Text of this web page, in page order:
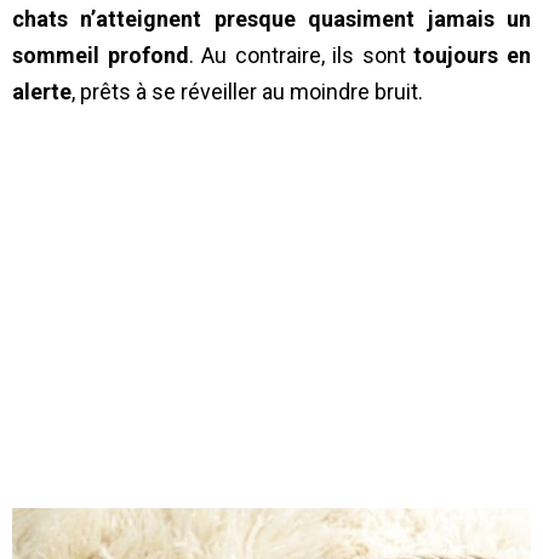
chats n’atteignent presque quasiment jamais un
sommeil profond. Au contraire, ils sonttoujours en
alerte, prêts à se réveiller au moindre bruit.